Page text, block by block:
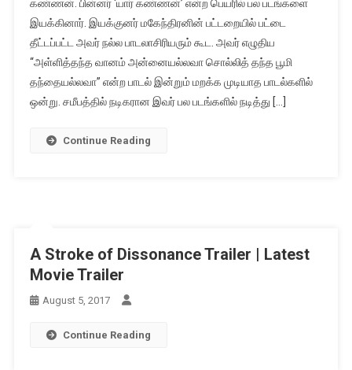
கண்ணன். பின்னர் ‘யார் கண்ணன்’ என்ற பெயரில் பல படங்களை
இயக்கினார். இயக்குனர் மகேந்திரனின் பட்டறையில் பட்டை
தீட்டப்பட்ட அவர் நல்ல பாடலாசிரியரும் கூட. அவர் எழுதிய
“அள்ளித்தந்த வானம் அன்னையல்லவா சொல்லித் தந்த பூமி
தந்தையல்லவா” என்ற பாடல் இன்றும் மறக்க முடியாத பாடல்களில்
ஒன்று. சமீபத்தில் நடிகரான இவர் பல படங்களில் நடித்து […]
Continue Reading
A Stroke of Dissonance Trailer | Latest
Movie Trailer
August 5, 2017
Continue Reading